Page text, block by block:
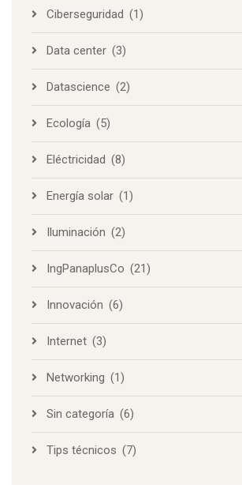
Ciberseguridad (1)
Data center (3)
Datascience (2)
Ecología (5)
Eléctricidad (8)
Energía solar (1)
Iluminación (2)
IngPanaplusCo (21)
Innovación (6)
Internet (3)
Networking (1)
Sin categoría (6)
Tips técnicos (7)